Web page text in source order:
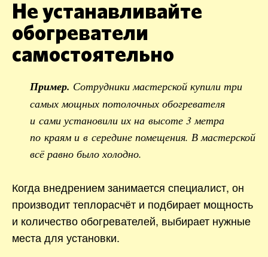
Не устанавливайте
обогреватели
самостоятельно
Пример. Сотрудники мастерской купили три
самых мощных потолочных обогревателя
и сами установили их на высоте 3 метра
по краям и в середине помещения. В мастерской
всё равно было холодно.
Когда внедрением занимается специалист, он
производит теплорасчёт и подбирает мощность
и количество обогревателей, выбирает нужные
места для установки.